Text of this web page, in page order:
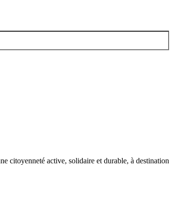
citoyenneté active, solidaire et durable, à destination